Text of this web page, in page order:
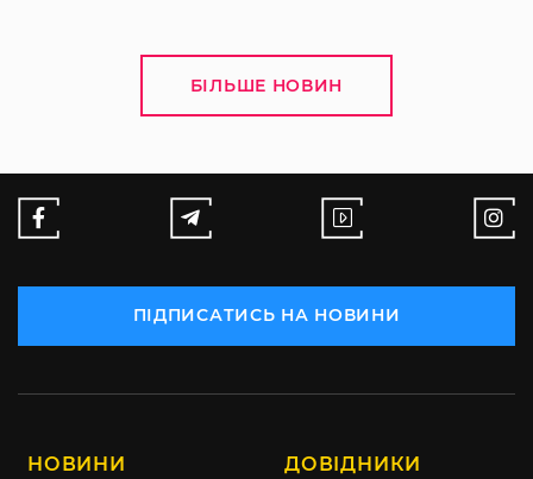
БІЛЬШЕ НОВИН
ПІДПИСАТИСЬ НА НОВИНИ
НОВИНИ ДОВІДНИКИ